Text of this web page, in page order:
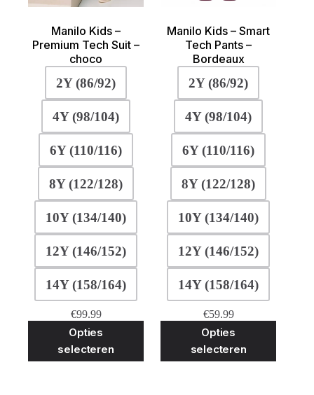
Manilo Kids –
Premium Tech Suit –
choco
2Y (86/92)
4Y (98/104)
6Y (110/116)
8Y (122/128)
10Y (134/140)
12Y (146/152)
14Y (158/164)
€99.99
Opties
selecteren
meerdere
Manilo Kids – Smart
Tech Pants –
Bordeaux
2Y (86/92)
4Y (98/104)
6Y (110/116)
8Y (122/128)
10Y (134/140)
12Y (146/152)
14Y (158/164)
€59.99
Opties
selecteren